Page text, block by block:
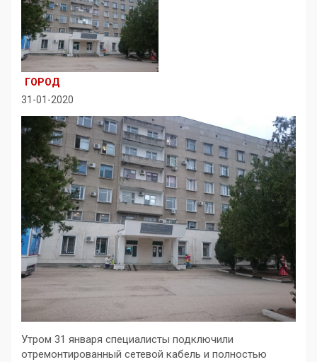
ГОРОД
31-01-2020
Утром 31 января специалисты подключили
отремонтированный сетевой кабель и полностью